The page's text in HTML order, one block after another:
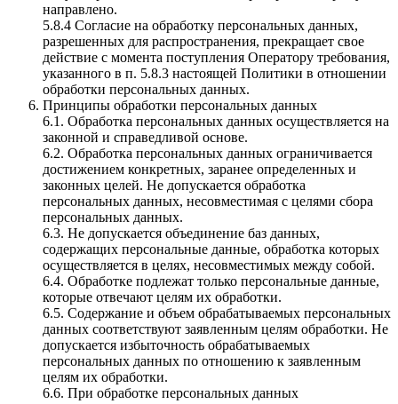
направлено.
5.8.4 Согласие на обработку персональных данных,
разрешенных для распространения, прекращает свое
действие с момента поступления Оператору требования,
указанного в п. 5.8.3 настоящей Политики в отношении
обработки персональных данных.
Принципы обработки персональных данных
6.1. Обработка персональных данных осуществляется на
законной и справедливой основе.
6.2. Обработка персональных данных ограничивается
достижением конкретных, заранее определенных и
законных целей. Не допускается обработка
персональных данных, несовместимая с целями сбора
персональных данных.
6.3. Не допускается объединение баз данных,
содержащих персональные данные, обработка которых
осуществляется в целях, несовместимых между собой.
6.4. Обработке подлежат только персональные данные,
которые отвечают целям их обработки.
6.5. Содержание и объем обрабатываемых персональных
данных соответствуют заявленным целям обработки. Не
допускается избыточность обрабатываемых
персональных данных по отношению к заявленным
целям их обработки.
6.6. При обработке персональных данных